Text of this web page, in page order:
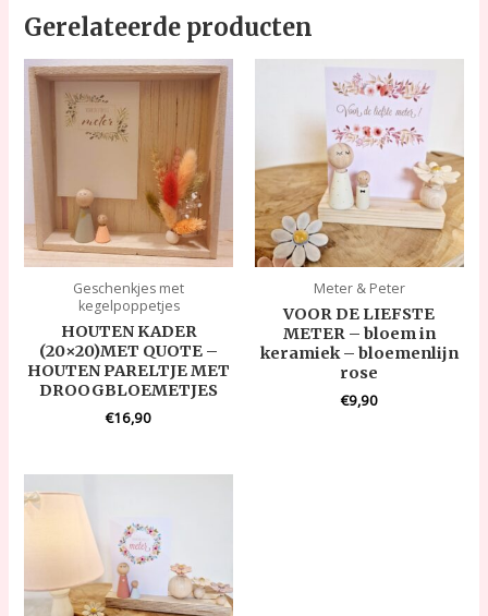
Gerelateerde producten
Geschenkjes met
kegelpoppetjes
HOUTEN KADER
(20×20)MET QUOTE –
HOUTEN PARELTJE MET
DROOGBLOEMETJES
€16,90
Meter & Peter
VOOR DE LIEFSTE
METER – bloem in
keramiek – bloemenlijn
rose
€9,90